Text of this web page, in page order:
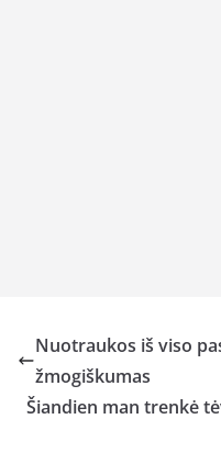
Nuotraukos iš viso
žmogiškumas
Šiandien man trenkė